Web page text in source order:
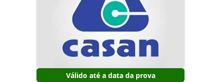
Válido até a data da prova